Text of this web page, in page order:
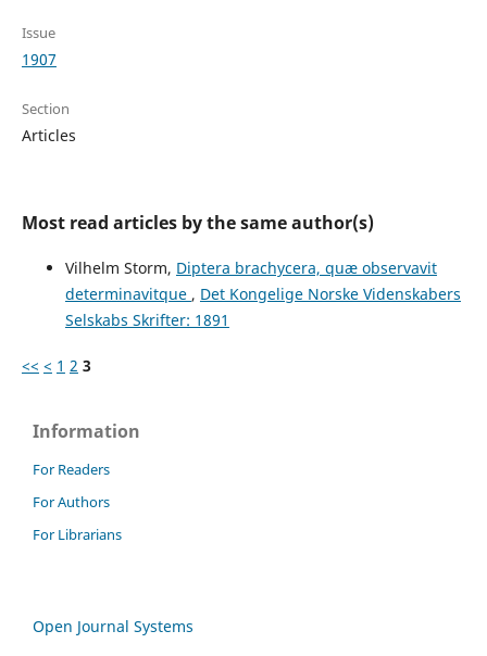
Issue
1907
Section
Articles
Most read articles by the same author(s)
Vilhelm Storm, Diptera brachycera, quæ observavit
determinavitque , Det Kongelige Norske Videnskabers
Selskabs Skrifter: 1891
<< < 1 2 3
Information
For Readers
For Authors
For Librarians
Open Journal Systems